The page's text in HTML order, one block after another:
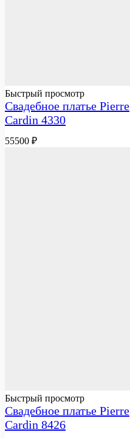
Быстрый просмотр
Свадебное платье Pierre
Cardin 4330
55500 ₽
Быстрый просмотр
Свадебное платье Pierre
Cardin 8426